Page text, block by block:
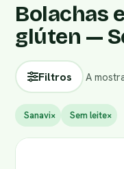
Bolachas
glúten —
Filtros A
Sanavi× Sem leite×